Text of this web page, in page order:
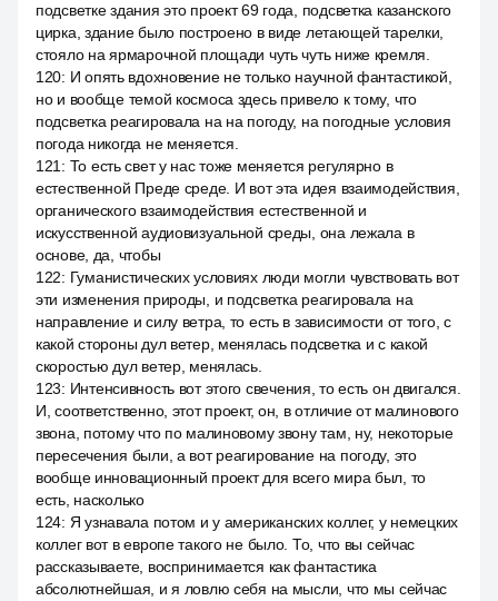
подсветке здания это проект 69 года, подсветка казанского
цирка, здание было построено в виде летающей тарелки,
стояло на ярмарочной площади чуть чуть ниже кремля.
120: И опять вдохновение не только научной фантастикой,
но и вообще темой космоса здесь привело к тому, что
подсветка реагировала на на погоду, на погодные условия
погода никогда не меняется.
121 : То есть свет у нас тоже меняется регулярно в
естественной Преде среде. И вот эта идея взаимодействия,
органического взаимодействия естественной и
искусственной аудиовизуальной среды, она лежала в
основе, да, чтобы
122: Гуманистических условиях люди могли чувствовать вот
эти изменения природы, и подсветка реагировала на
направление и силу ветра, то есть в зависимости от того, с
какой стороны дул ветер, менялась подсветка и с какой
скоростью дул ветер, менялась.
123: Интенсивность вот этого свечения, то есть он двигался.
И, соответственно, этот проект, он, в отличие от малинового
звона, потому что по малиновому звону там, ну, некоторые
пересечения были, а вот реагирование на погоду, это
вообще инновационный проект для всего мира был, то
есть, насколько
124: Я узнавала потом и у американских коллег, у немецких
коллег вот в европе такого не было. То, что вы сейчас
рассказываете, воспринимается как фантастика
абсолютнейшая, и я ловлю себя на мысли, что мы сейчас